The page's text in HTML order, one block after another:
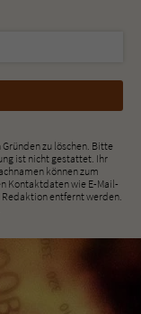
zu löschen. Bitte
ist nicht gestattet. Ihr
können zum
Kontaktdaten wie E-Mail-
Redaktion entfernt werden.